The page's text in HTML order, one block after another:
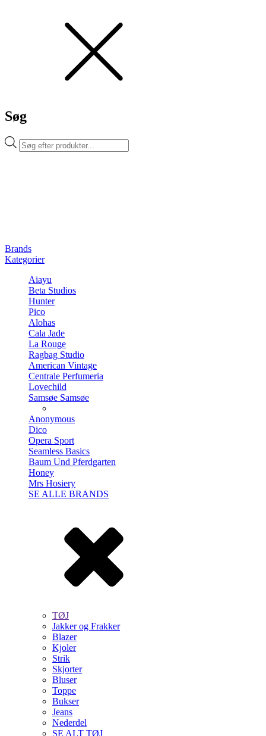
Søg
Products
search
Brands
Kategorier
Aiayu
Beta Studios
Hunter
Pico
Alohas
Cala Jade
La Rouge
Ragbag Studio
American Vintage
Centrale Perfumeria
Lovechild
Samsøe Samsøe
Anonymous
Dico
Opera Sport
Seamless Basics
Baum Und Pferdgarten
Honey
Mrs Hosiery
SE ALLE BRANDS
TØJ
Jakker og Frakker
Blazer
Kjoler
Strik
Skjorter
Bluser
Toppe
Bukser
Jeans
Nederdel
SE ALT TØJ